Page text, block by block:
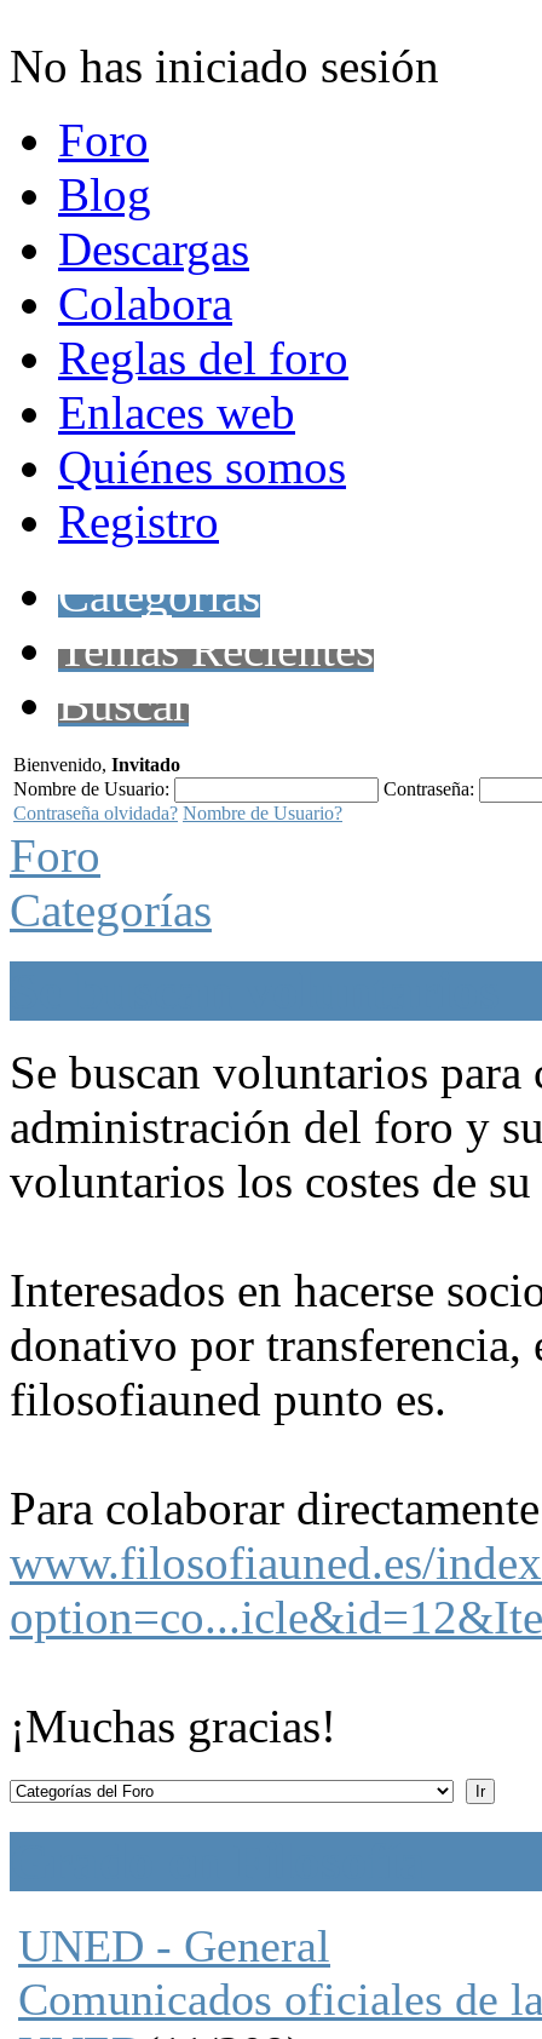
No has iniciado sesión
Foro
Blog
Descargas
Colabora
Reglas del foro
Enlaces web
Quiénes somos
Registro
Categorías
Temas Recientes
Buscar
Bienvenido, Invitado
Nombre de Usuario:
Contraseña:
Contraseña olvidada? Nombre de Usuario?
Foro
Categorías
Se buscan voluntarios para
administración del foro y
voluntarios los costes de
Interesados en hacerse
donativo por transferencia,
filosofiauned punto es.
Para colaborar
www.filosofiauned.es/
¡Muchas gracias!
UNED - General
Comunicados oficiales de